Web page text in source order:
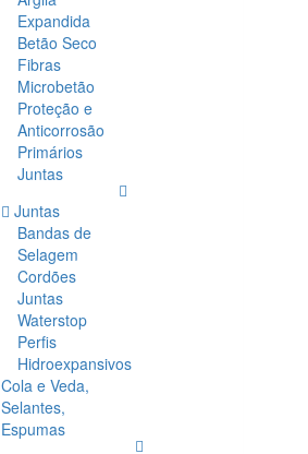
Expandida
Betão Seco
Fibras
Microbetão
Proteção e
Anticorrosão
Primários
Juntas
Juntas
Bandas de
Selagem
Cordões
Juntas
Waterstop
Perfis
Hidroexpansivos
Cola e Veda,
Selantes,
Espumas